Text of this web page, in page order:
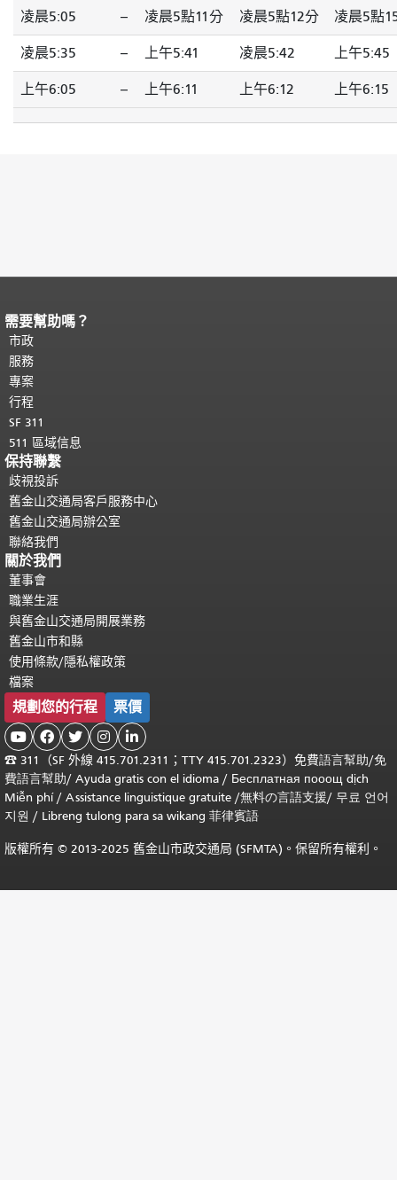
凌晨5:05 -- 凌晨5點11分 凌晨5點12分 凌晨5點
凌晨5:35 -- 上午5:41 凌晨5:42 上午5:45
上午6:05 -- 上午6:11 上午6:12 上午6:15
頁面內容結束。
都會重複顯示。
需要幫助嗎？
市政
服務
專案
行程
SF 311
511 區域信息
保持聯繫
歧視投訴
舊金山交通局客戶服務中心
舊金山交通局辦公室
聯絡我們
關於我們
董事會
職業生涯
與舊金山交通局開展業務
舊金山市和縣
使用條款/隱私權政策
檔案
規劃您的行程 票價
    
☎ 311（SF 外線 415.701.2311；TTY 415.701.2323）免費語言幫助/免
費語言幫助/ Ayuda gratis con el idioma / Бесплатная пооощ dịch
Miễn phí/ Assistance linguistique gratuite /無料の言語支援/ 무료 언어
지원 / Libreng tulong para sa wikang 菲律賓語
版權所有 © 2013-2025 舊金山市政交通局 (SFMTA)。保留所有權利。